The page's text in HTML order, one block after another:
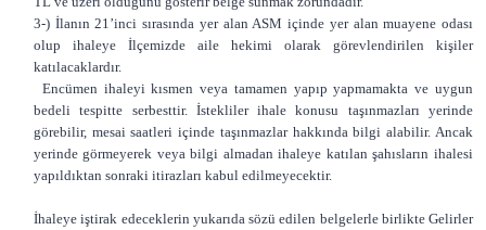
3-) İlanın 21’inci sırasında yer alan ASM içinde yer alan muayene odası
olup ihaleye İlçemizde aile hekimi olarak görevlendirilen kişiler
katılacaklardır.
Encümen ihaleyi kısmen veya tamamen yapıp yapmamakta ve uygun
bedeli tespitte serbesttir. İstekliler ihale konusu taşınmazları yerinde
görebilir, mesai saatleri içinde taşınmazlar hakkında bilgi alabilir. Ancak
yerinde görmeyerek veya bilgi almadan ihaleye katılan şahısların ihalesi
yapıldıktan sonraki itirazları kabul edilmeyecektir.
İhaleye iştirak edeceklerin yukarıda sözü edilen belgelerle birlikte Gelirler